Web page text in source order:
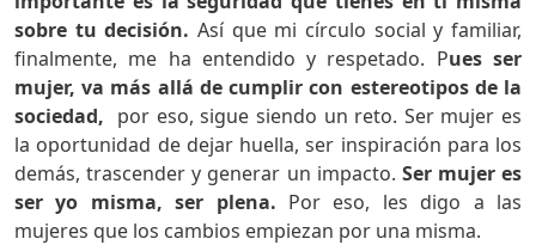
sobre tu decisión. Así que mi círculo social y familiar,
finalmente, me ha entendido y respetado. Pues ser
mujer, va más allá de cumplir con estereotipos de la
sociedad, por eso, sigue siendo un reto. Ser mujer es
la oportunidad de dejar huella, ser inspiración para los
demás, trascender y generar un impacto. Ser mujer es
ser yo misma, ser plena. Por eso, les digo a las
mujeres que los cambios empiezan por una misma.